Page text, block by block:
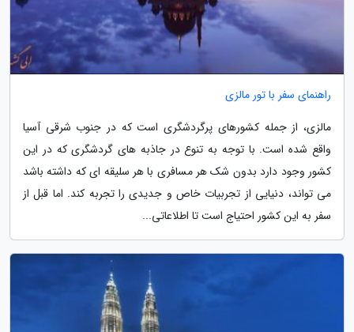
راهنمای سفر با تور مالزی
مالزی، از جمله کشورهای پرگردشگری است که در جنوب شرقی آسیا
واقع شده است. با توجه به تنوع در جاذبه های گردشگری که در این
کشور وجود دارد بدون شک هر مسافری با هر سلیقه ای که داشته باشد
می تواند، دنیایی از تجربیات خاص و جدیدی را تجربه کند. اما قبل از
سفر به این کشور احتیاج است تا اطلاعاتی...